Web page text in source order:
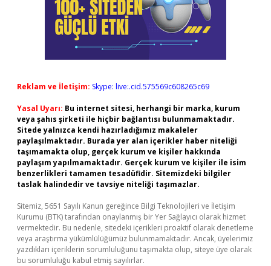
Reklam ve İletişim: Skype: live:.cid.575569c608265c69
Yasal Uyarı: Bu internet sitesi, herhangi bir marka, kurum
veya şahıs şirketi ile hiçbir bağlantısı bulunmamaktadır.
Sitede yalnızca kendi hazırladığımız makaleler
paylaşılmaktadır. Burada yer alan içerikler haber niteliği
taşımamakta olup, gerçek kurum ve kişiler hakkında
paylaşım yapılmamaktadır. Gerçek kurum ve kişiler ile isim
benzerlikleri tamamen tesadüfidir. Sitemizdeki bilgiler
taslak halindedir ve tavsiye niteliği taşımazlar.
Sitemiz, 5651 Sayılı Kanun gereğince Bilgi Teknolojileri ve İletişim
Kurumu (BTK) tarafından onaylanmış bir Yer Sağlayıcı olarak hizmet
vermektedir. Bu nedenle, sitedeki içerikleri proaktif olarak denetleme
veya araştırma yükümlülüğümüz bulunmamaktadır. Ancak, üyelerimiz
yazdıkları içeriklerin sorumluluğunu taşımakta olup, siteye üye olarak
bu sorumluluğu kabul etmiş sayılırlar.